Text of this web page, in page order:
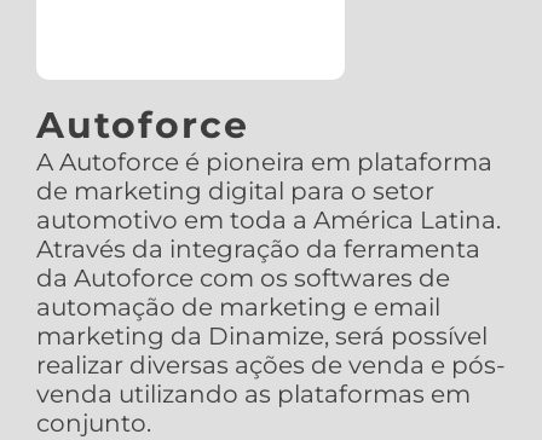
Autoforce
A Autoforce é pioneira em plataforma
de marketing digital para o setor
automotivo em toda a América Latina.
Através da integração da ferramenta
da Autoforce com os softwares de
automação de marketing e email
marketing da Dinamize, será possível
realizar diversas ações de venda e pós-
venda utilizando as plataformas em
conjunto.